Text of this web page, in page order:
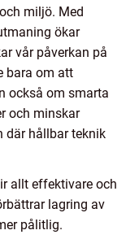
miljö. Med
ökar
vår påverkan på
bara om att
också om smarta
och minskar
där hållbar teknik
allt effektivare och
lagring av
pålitlig.